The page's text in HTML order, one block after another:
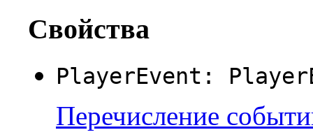
Свойства
PlayerEvent:
Перечисление